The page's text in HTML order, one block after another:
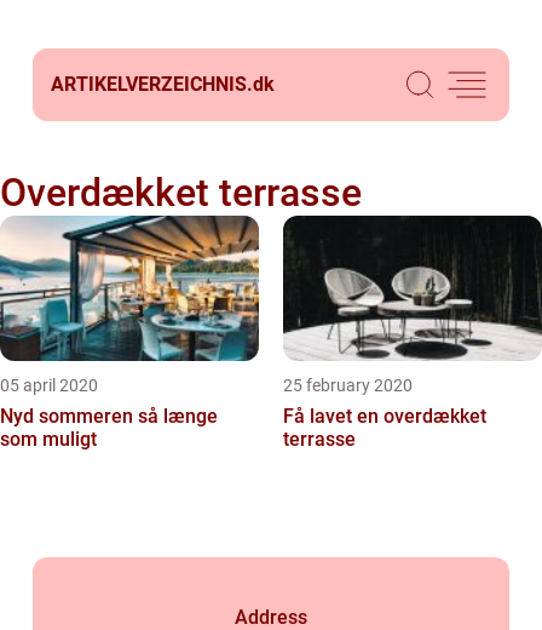
ARTIKELVERZEICHNIS.dk
Overdækket terrasse
05 april 2020
Nyd sommeren så længe
som muligt
25 february 2020
Få lavet en overdækket
terrasse
Address